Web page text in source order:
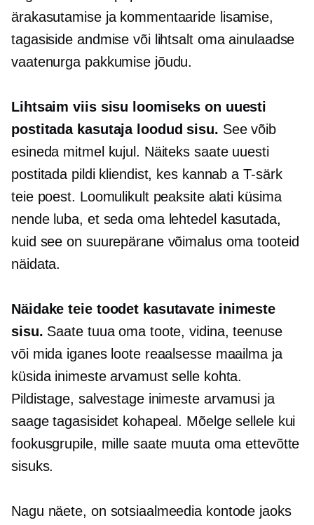
ärakasutamise ja kommentaaride lisamise,
tagasiside andmise või lihtsalt oma ainulaadse
vaatenurga pakkumise jõudu.
Lihtsaim viis sisu loomiseks on uuesti
postitada kasutaja loodud sisu. See võib
esineda mitmel kujul. Näiteks saate uuesti
postitada pildi kliendist, kes kannab a T-särk
teie poest. Loomulikult peaksite alati küsima
nende luba, et seda oma lehtedel kasutada,
kuid see on suurepärane võimalus oma tooteid
näidata.
Näidake teie toodet kasutavate inimeste
sisu. Saate tuua oma toote, vidina, teenuse
või mida iganes loote reaalsesse maailma ja
küsida inimeste arvamust selle kohta.
Pildistage, salvestage inimeste arvamusi ja
saage tagasisidet kohapeal. Mõelge sellele kui
fookusgrupile, mille saate muuta oma ettevõtte
sisuks.
Nagu näete, on sotsiaalmeedia kontode jaoks